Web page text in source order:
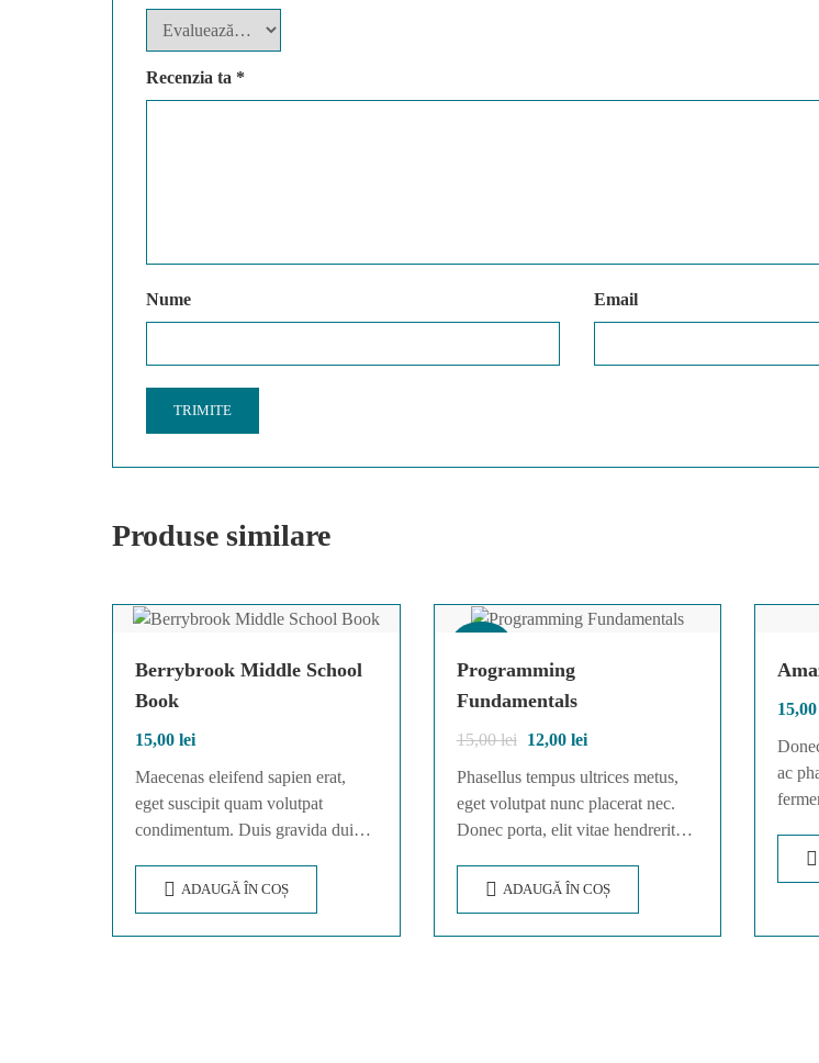
Recenzia ta *
Nume Email
Produse similare
Berrybrook Middle School
Book
15,00 lei
Maecenas eleifend sapien erat,
eget suscipit quam volutpat
condimentum. Duis gravida dui
commodo at. Sed laoreet volutpat
venenatis.
ADAUGĂ ÎN COȘ
Programming
Fundamentals
15,00lei 12,00 lei
Phasellus tempus ultrices metus,
eget volutpat nunc placerat nec.
Donec porta, elit vitae hendrerit
imperdiet augue arcu sed erat.
Donec dignissim enim id…
ADAUGĂ ÎN COȘ
15,00
ac
ut,